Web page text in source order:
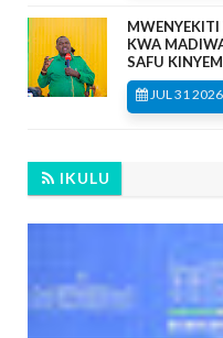
KWA
SAFU
JUL 31 2026
IKULU